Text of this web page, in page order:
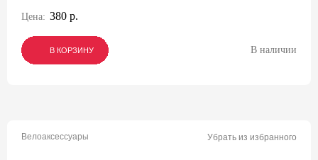
Цена: 380 р.
В КОРЗИНУ
В КОРЗИНУ
В КОРЗИНУ В наличии
Велоаксессуары Убрать из избранного